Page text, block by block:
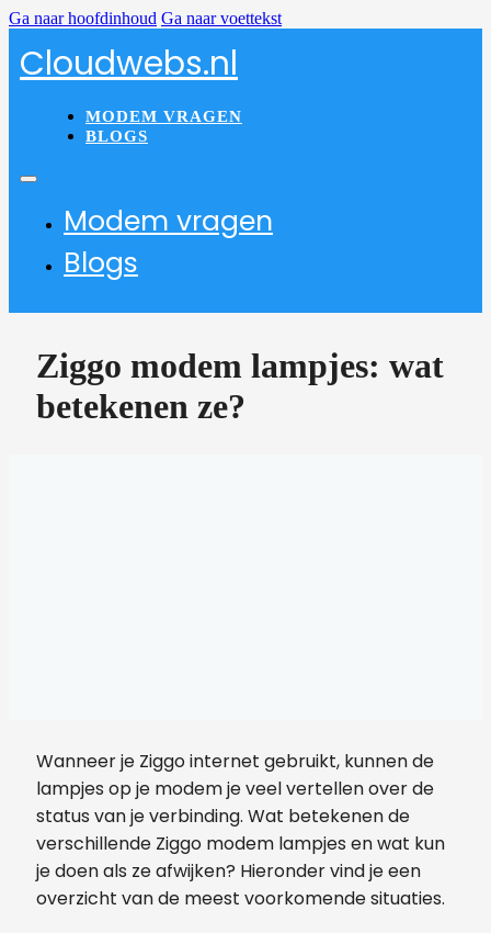
Ga naar hoofdinhoud Ga naar voettekst
Cloudwebs.nl
MODEM VRAGEN
BLOGS
Modem vragen
Blogs
Ziggo modem lampjes: wat
betekenen ze?
Wanneer je Ziggo internet gebruikt, kunnen de
lampjes op je modem je veel vertellen over de
status van je verbinding. Wat betekenen de
verschillende Ziggo modem lampjes en wat kun
je doen als ze afwijken? Hieronder vind je een
overzicht van de meest voorkomende situaties.